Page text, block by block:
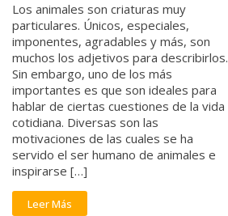
Los animales son criaturas muy
particulares. Únicos, especiales,
imponentes, agradables y más, son
muchos los adjetivos para describirlos.
Sin embargo, uno de los más
importantes es que son ideales para
hablar de ciertas cuestiones de la vida
cotidiana. Diversas son las
motivaciones de las cuales se ha
servido el ser humano de animales e
inspirarse […]
Leer Más